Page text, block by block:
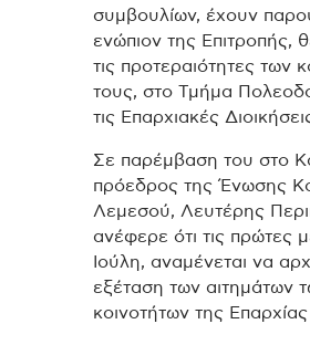
συμβουλίων, έχουν
ενώπιον της Επιτροπής,
τις προτεραιότητες των
τους, στο Τμήμα
τις Επαρχιακές
Σε παρέμβαση του στο
πρόεδρος της Ένωσης
Λεμεσού, Λευτέρης
ανέφερε ότι τις πρώτες
Ιούλη, αναμένεται να
εξέταση των αιτημάτων
κοινοτήτων της